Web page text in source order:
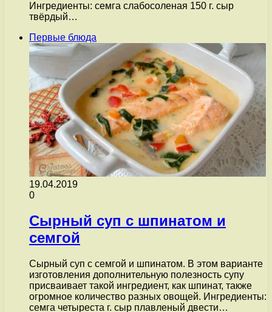
Ингредиенты: семга слабосоленая 150 г. сыр
твёрдый…
Первые блюда
19.04.2019
0
Сырный суп с шпинатом и
семгой
Сырный суп с семгой и шпинатом. В этом варианте
изготовления дополнительную полезность супу
присваивает такой ингредиент, как шпинат, также
огромное количество разных овощей. Ингредиенты:
семга четыреста г. сыр плавленый двести…